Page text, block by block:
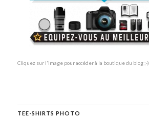
Cliquez sur l'image pour accéder à la boutique du blog ;-)
TEE-SHIRTS PHOTO